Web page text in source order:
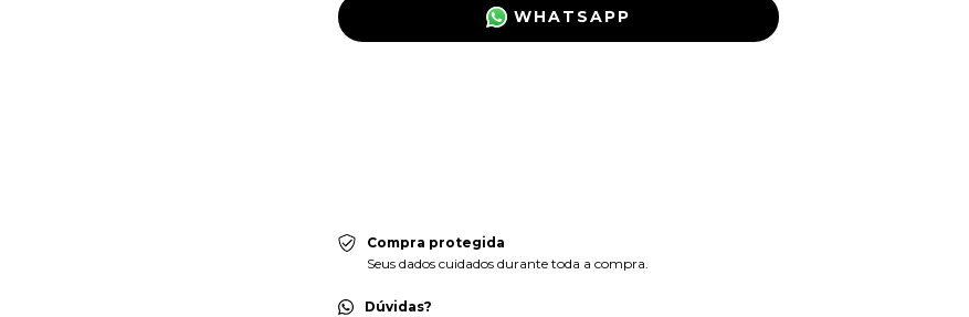
WHATSAPP
Compra protegida
Seus dados cuidados durante toda a compra.
Dúvidas?